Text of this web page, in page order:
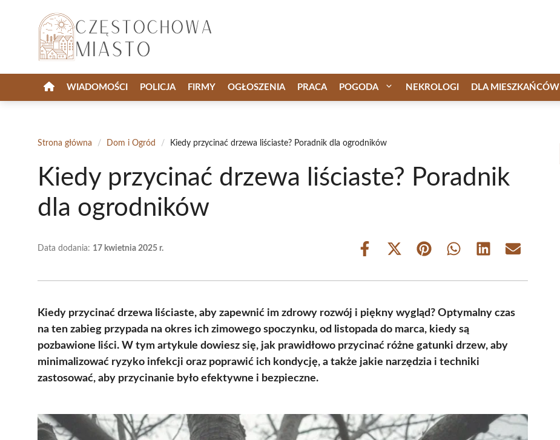
WIADOMOŚCI POLICJA FIRMY OGŁOSZENIA PRACA POGODA NEKROLOGI DLA MIESZKAŃCÓW
Strona główna / Dom i Ogród / Kiedy przycinać drzewa liściaste? Poradnik dla ogrodników
Kiedy przycinać drzewa liściaste? Poradnik
dla ogrodników
Data dodania: 17 kwietnia 2025 r.
Share
Share
(Twitter)
Share Share Share Share
Kiedy przycinać drzewa liściaste, aby zapewnić im zdrowy rozwój i piękny wygląd? Optymalny czas
na ten zabieg przypada na okres ich zimowego spoczynku, od listopada do marca, kiedy są
pozbawione liści. W tym artykule dowiesz się, jak prawidłowo przycinać różne gatunki drzew, aby
minimalizować ryzyko infekcji oraz poprawić ich kondycję, a także jakie narzędzia i techniki
zastosować, aby przycinanie było efektywne i bezpieczne.